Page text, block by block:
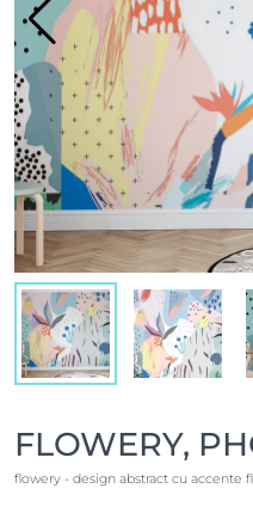
FLOWERY,
flowery - design abstract cu accente